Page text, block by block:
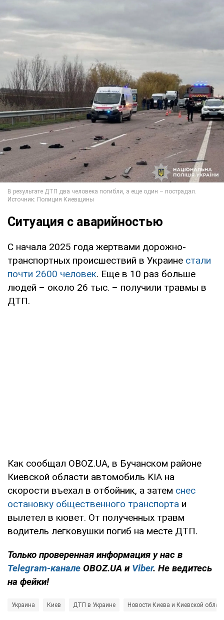
Ситуация с аварийностью
С начала 2025 года жертвами дорожно-
транспортных происшествий в Украине стали
почти 2600 человек. Еще в 10 раз больше
людей – около 26 тыс. – получили травмы в
ДТП.
Как сообщал OBOZ.UA, в Бучанском районе
Киевской области автомобиль KIA на
скорости въехал в отбойник, а затем снес
остановку общественного транспорта и
вылетел в кювет. От полученных травм
водитель легковушки погиб на месте ДТП.
Только проверенная информация у нас в
Telegram-канале OBOZ.UA и Viber. Не ведитесь
на фейки!
Украина Киев ДТП в Украине Новости Киева и Киевской